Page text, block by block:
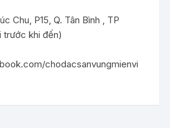
Chu, P15, Q. Tân Bình , TP
trước khi đến)
chodacsanvungmienvi